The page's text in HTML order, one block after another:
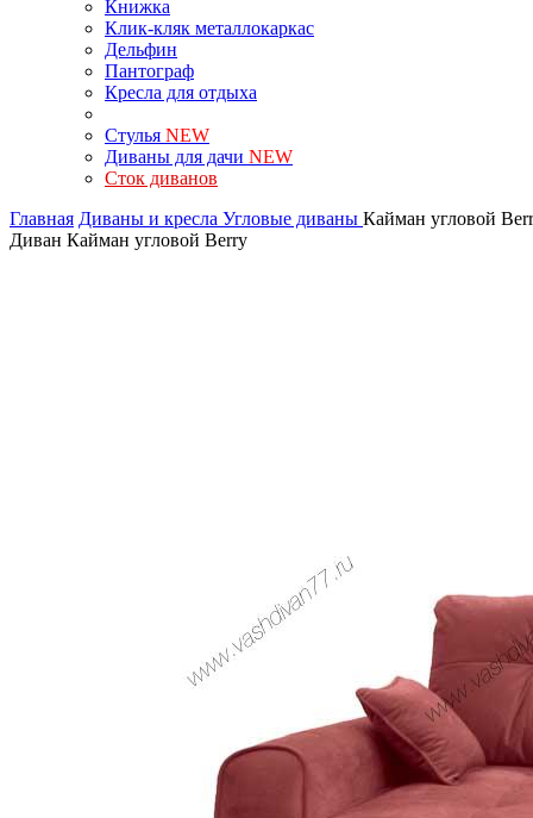
Книжка
Клик-кляк металлокаркас
Дельфин
Пантограф
Кресла для отдыха
Стулья NEW
Диваны для дачи NEW
Сток диванов
Главная Диваны и кресла Угловые диваны Кайман угловой
Диван Кайман угловой Berry